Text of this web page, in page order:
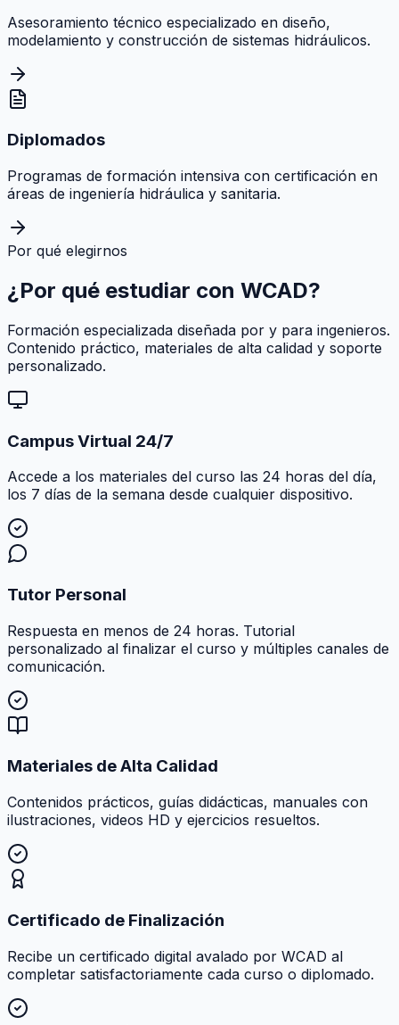
Asesoramiento técnico especializado en diseño,
modelamiento y construcción de sistemas hidráulicos.
Diplomados
Programas de formación intensiva con certificación en
áreas de ingeniería hidráulica y sanitaria.
Por qué elegirnos
¿Por qué estudiar con WCAD?
Formación especializada diseñada por y para ingenieros.
Contenido práctico, materiales de alta calidad y soporte
personalizado.
Campus Virtual 24/7
Accede a los materiales del curso las 24 horas del día,
los 7 días de la semana desde cualquier dispositivo.
Tutor Personal
Respuesta en menos de 24 horas. Tutorial
personalizado al finalizar el curso y múltiples canales de
comunicación.
Materiales de Alta Calidad
Contenidos prácticos, guías didácticas, manuales con
ilustraciones, videos HD y ejercicios resueltos.
Certificado de Finalización
Recibe un certificado digital avalado por WCAD al
completar satisfactoriamente cada curso o diplomado.